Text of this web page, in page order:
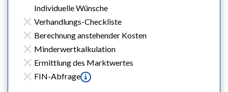
Individuelle Wünsche
Verhandlungs-Checkliste
Berechnung anstehender Kosten
Minderwertkalkulation
Ermittlung des Marktwertes
FIN-Abfrage